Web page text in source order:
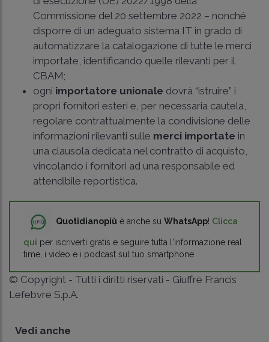
Commissione del 20 settembre 2022 – nonché
disporre di un adeguato sistema IT in grado di
automatizzare la catalogazione di tutte le merci
importate, identificando quelle rilevanti per il
CBAM;
ogni importatore unionale dovrà “istruire” i
propri fornitori esteri e, per necessaria cautela,
regolare contrattualmente la condivisione delle
informazioni rilevanti sulle merci importate in
una clausola dedicata nel contratto di acquisto,
vincolando i fornitori ad una responsabile ed
attendibile reportistica.
Quotidianopiù è anche su WhatsApp! Clicca
qui per iscriverti gratis e seguire tutta l'informazione real
time, i video e i podcast sul tuo smartphone.
© Copyright - Tutti i diritti riservati - Giuffrè Francis
Lefebvre S.p.A.
Vedi anche